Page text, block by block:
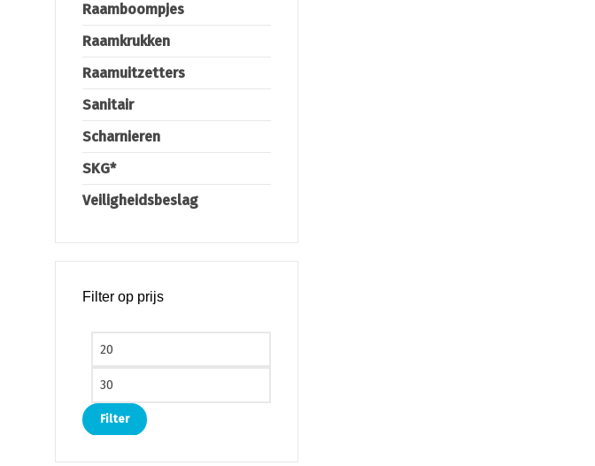
Raamboompjes
Raamkrukken
Raamuitzetters
Sanitair
Scharnieren
SKG*
Veiligheidsbeslag
Filter op prijs
Min. prijs
Filter